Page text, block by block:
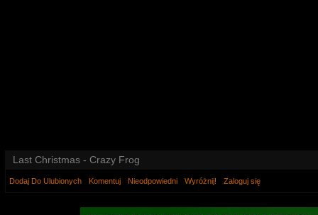
Last Christmas - Crazy Frog
Dodaj Do Ulubionych Komentuj Nieodpowiedni Wyróżnij! Zaloguj się